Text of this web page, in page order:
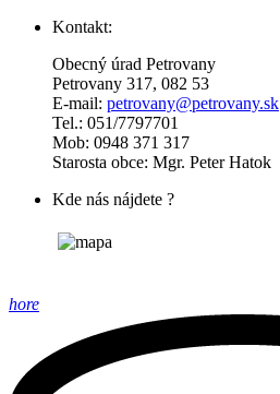
Kontakt:
Obecný úrad Petrovany
Petrovany 317, 082 53
E-mail: petrovany@petrovany.sk
Tel.: 051/7797701
Mob: 0948 371 317
Starosta obce: Mgr. Peter Hatok
Kde nás nájdete ?
hore